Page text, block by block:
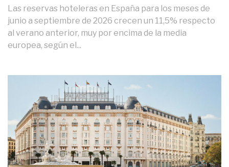
Las reservas hoteleras en España para los meses de
junio a septiembre de 2026 crecen un 11,5% respecto
al verano anterior, muy por encima de la media
europea, según el...